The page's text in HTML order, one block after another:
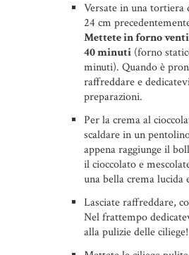
Versate in una
24 cm
Mettete in forno
40 minuti (forno
minuti). Quando è
raffreddare e
preparazioni.
Per la crema al
scaldare in un
appena raggiunge il
il cioccolato e
una bella crema lucida
Lasciate raffreddare,
Nel frattempo
alla pulizie delle ciliege!